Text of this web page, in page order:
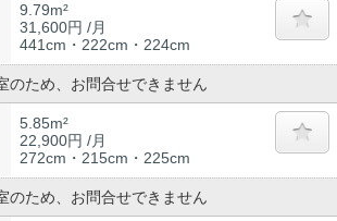
9.79m²
31,600円 /月
441cm・222cm・224cm
のため、お問合せできません
5.85m²
22,900円 /月
272cm・215cm・225cm
のため、お問合せできません